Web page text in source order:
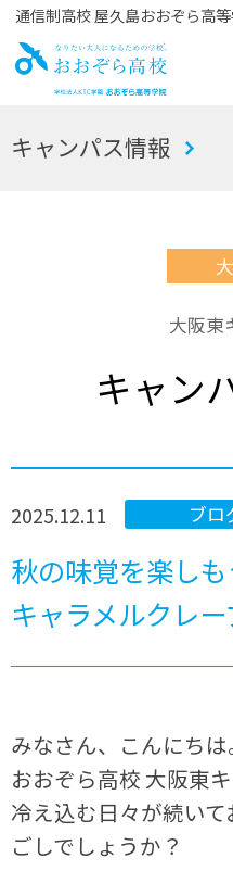
通信制高校 屋久島おおぞら高
お
キャンパス情報
大阪東
キャン
ブロ
2025.12.11
秋の味覚を楽し
キャラメルクレ
みなさん、こんにちは
おおぞら高校 大阪東キ
冷え込む日々が続い
ごしでしょうか？